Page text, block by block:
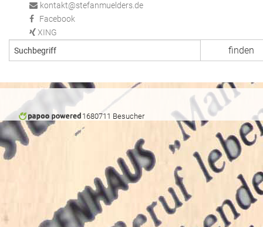
kontakt@stefanmuelders.de
Facebook
XING
1680711 Besucher